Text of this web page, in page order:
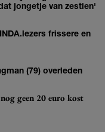
jongetje van zestien'
frissere en
(79) overleden
geen 20 euro kost